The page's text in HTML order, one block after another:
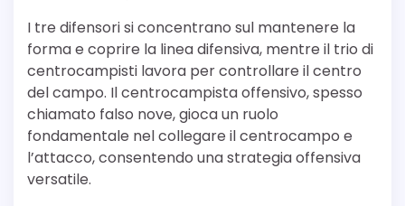
I tre difensori si concentrano sul mantenere la
forma e coprire la linea difensiva, mentre il trio di
centrocampisti lavora per controllare il centro
del campo. Il centrocampista offensivo, spesso
chiamato falso nove, gioca un ruolo
fondamentale nel collegare il centrocampo e
l’attacco, consentendo una strategia offensiva
versatile.